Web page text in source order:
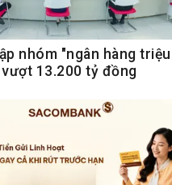
nhóm "ngân hàng
13.200 tỷ đồng